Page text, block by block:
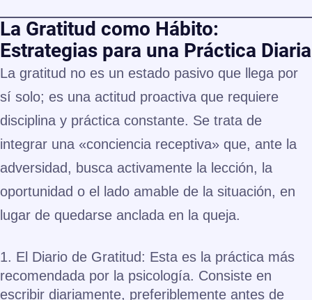
La Gratitud como Hábito:
Estrategias para una Práctica Diaria
La gratitud no es un estado pasivo que llega por
sí solo; es una actitud proactiva que requiere
disciplina y práctica constante. Se trata de
integrar una «conciencia receptiva» que, ante la
adversidad, busca activamente la lección, la
oportunidad o el lado amable de la situación, en
lugar de quedarse anclada en la queja.
1. El Diario de Gratitud: Esta es la práctica más
recomendada por la psicología. Consiste en
escribir diariamente, preferiblemente antes de